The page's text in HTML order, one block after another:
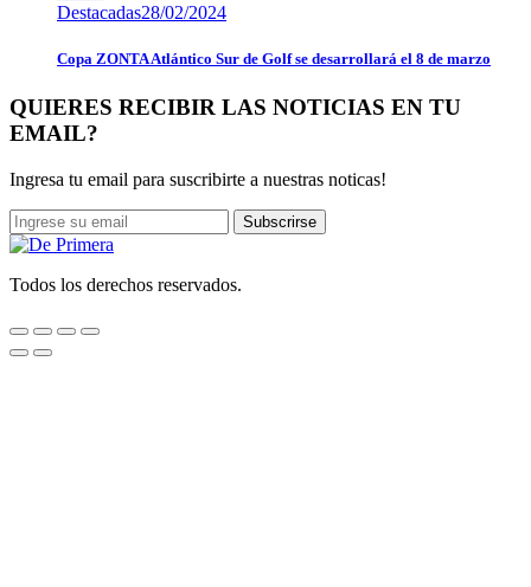
Destacadas28/02/2024
Copa ZONTA Atlántico Sur de Golf se desarrollará el 8 de marzo
QUIERES RECIBIR LAS NOTICIAS EN TU
EMAIL?
Ingresa tu email para suscribirte a nuestras noticas!
Subscrirse
Todos los derechos reservados.